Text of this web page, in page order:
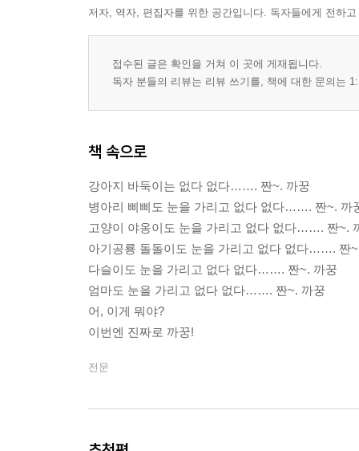
저자, 역자, 편집자를 위한 공간입니다. 독자들에게 전하
접수된 글은 확인을 거쳐 이 곳에 게재됩니다.
독자 분들의 리뷰는 리뷰 쓰기를, 책에 대한 문의는
책 속으로
강아지 바둑이는 없다 없다……. 짠~. 까꿍
병아리 삐삐도 눈을 가리고 없다 없다……. 짠~. 까
고양이 야옹이도 눈을 가리고 없다 없다……. 짠~.
아기공룡 돌돌이도 눈을 가리고 없다 없다……. 짠
다슬이도 눈을 가리고 없다 없다……. 짠~. 까꿍
엄마도 눈을 가리고 없다 없다……. 짠~. 까꿍
어, 이게 뭐야?
이번엔 진짜로 까꿍!
전문